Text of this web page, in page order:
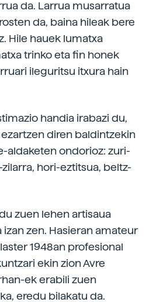
da. Larrua musarratua
da, baina hileak bere
Hile hauek lumatxa
trinko eta fin honek
ileguritsu itxura hain
handia irabazi du,
diren baldintzekin
aldaketen ondorioz: zuri-
hori-eztitsua, beltz-
zuen lehen artisaua
izan zen. Hasieran amateur
1948an profesional
ekin zion Avre
ek erabili zuen
eredu bilakatu da.